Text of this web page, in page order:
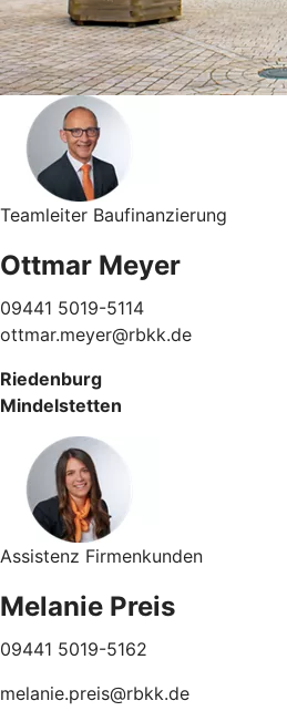
Teamleiter Baufinanzierung
Ottmar Meyer
09441 5019-5114
ottmar.meyer@rbkk.de
Riedenburg
Mindelstetten
Assistenz Firmenkunden
Melanie Preis
09441 5019-5162
melanie.preis@rbkk.de